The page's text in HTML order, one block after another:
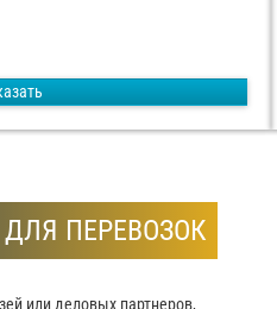
ПЕРЕВОЗОК
или деловых партнеров,